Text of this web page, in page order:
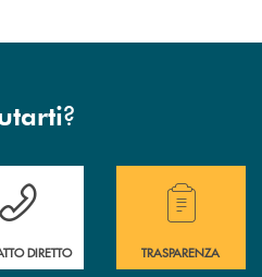
?
filiali della Banca.
di assistenza immediata?
DIRETTO
Hai bisogno di
TRASPARENZA